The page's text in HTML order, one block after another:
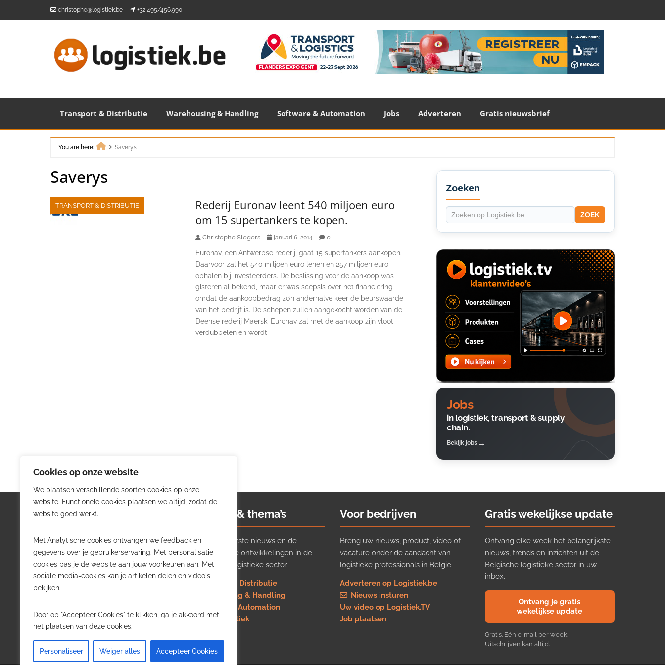
Cookies op onze website
We plaatsen verschillende soorten cookies op onze
website. Functionele cookies plaatsen we altijd, zodat de
website goed werkt.
Met Analytische cookies ontvangen we feedback en
gegevens over je gebruikerservaring. Met personalisatie-
cookies pas je de website aan jouw voorkeuren aan. Met
sociale media-cookies kan je artikelen delen en video's
bekijken.
Door op "Accepteer Cookies" te klikken, ga je akkoord met
het plaatsen van deze cookies.
Personaliseer Weiger alles Accepteer Cookies
christophe@logistiek.be +32 495/456.990
Transport & Distributie Warehousing & Handling Software & Automation Jobs Adverteren Gratis nieuwsbrief
You are here:
Saverys
Saverys
TRANSPORT & DISTRIBUTIE
Rederij Euronav leent 540 miljoen euro
om 15 supertankers te kopen.
Christophe Slegers januari 6, 2014 0
Euronav, een Antwerpse rederij, gaat 15 supertankers aankopen.
Daarvoor zal het 540 miljoen euro lenen en 257 miljoen euro
ophalen bij investeerders. De beslissing voor de aankoop was
gisteren al bekend, maar er was scepsis over het financiering
omdat de aankoopbedrag zo’n anderhalve keer de beurswaarde
van het bedrijf is. De schepen zullen aangekocht worden van de
Deense rederij Maersk. Euronav zal met de aankoop zijn vloot
verdubbelen en wordt
Secondary
Sidebar
Zoeken
ZOEK
Jobs
in logistiek, transport & supply
chain.
Bekijk jobs
Logistiek.be
Logistiek.be brengt dagelijks nieuws,
trends en praktijkverhalen over
transport, warehousing, supply chain
en automatisering in België.
willen volgen.
Nieuws & thema’s
Volg het laatste nieuws en de
belangrijkste ontwikkelingen in de
Belgische logistieke sector.
Transport & Distributie
Warehousing & Handling
Software & Automation
Job in logistiek
Voor bedrijven
Breng uw nieuws, product, video of
vacature onder de aandacht van
logistieke professionals in België.
Adverteren op Logistiek.be
Nieuws insturen
Uw video op Logistiek.TV
Job plaatsen
Gratis wekelijkse update
Ontvang elke week het belangrijkste
nieuws, trends en inzichten uit de
Belgische logistieke sector in uw
inbox.
Ontvang je gratis
wekelijkse update
Gratis. Eén e-mail per week.
Uitschrijven kan altijd.